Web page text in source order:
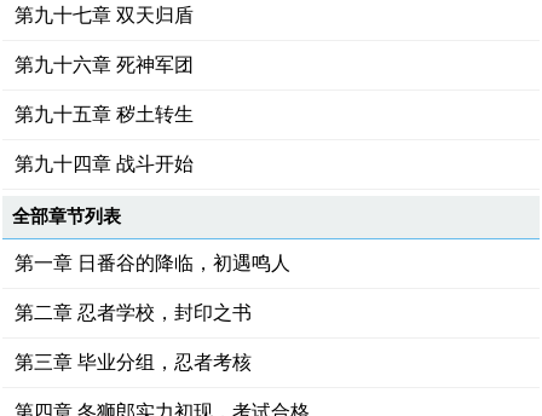
第九十七章 双天归盾
第九十六章 死神军团
第九十五章 秽土转生
第九十四章 战斗开始
全部章节列表
第一章 日番谷的降临，初遇鸣人
第二章 忍者学校，封印之书
第三章 毕业分组，忍者考核
第四章 冬狮郎实力初现，考试合格